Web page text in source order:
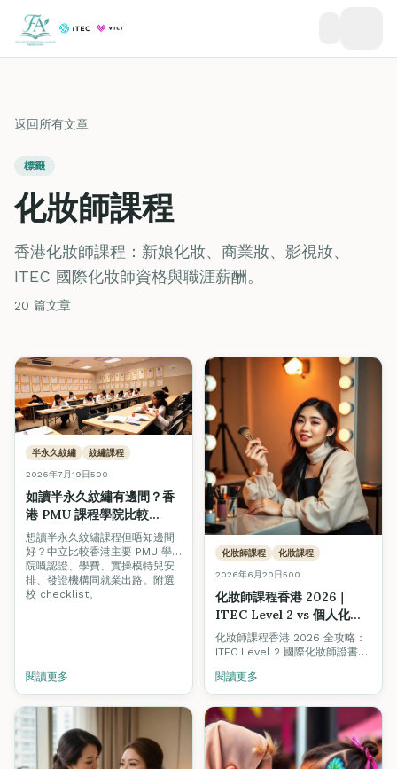
返回所有文章
標籤
化妝師課程
香港化妝師課程：新娘化妝、商業妝、影視妝、
ITEC 國際化妝師資格與職涯薪酬。
20 篇文章
半永久紋繡 紋繡課程
2026年7月19日500
如讀半永久紋繡有邊間？香
港 PMU 課程學院比較
2026
想讀半永久紋繡課程但唔知邊間
好？中立比較香港主要 PMU 學
院嘅認證、學費、實操模特兒安
排、發證機構同就業出路。附選
校 checklist。
閱讀更多
化妝師課程 化妝課程
2026年6月20日500
化妝師課程香港 2026｜
ITEC Level 2 vs 個人化妝
班 vs 化妝師牌完整對比指南
化妝師課程香港 2026 全攻略：
ITEC Level 2 國際化妝師證書、
附學費對比、考牌路線、收入分
析與 Fine Arts Academy 報讀
資訊。
閱讀更多